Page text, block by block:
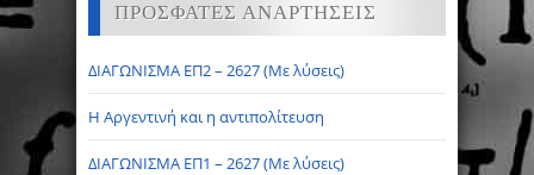
ΠΡΟΣΦΑΤΕΣ ΑΝΑΡΤΗΣΕΙΣ
ΔΙΑΓΩΝΙΣΜΑ ΕΠ2 – 2627 (Με λύσεις)
Η Αργεντινή και η αντιπολίτευση
ΔΙΑΓΩΝΙΣΜΑ ΕΠ1 – 2627 (Με λύσεις)